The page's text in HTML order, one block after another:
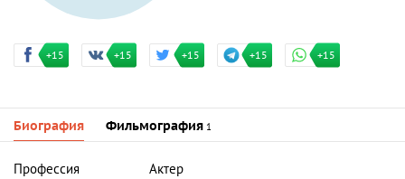
+15 +15 +15 +15 +15
Биография Фильмография 1
Профессия
Актер